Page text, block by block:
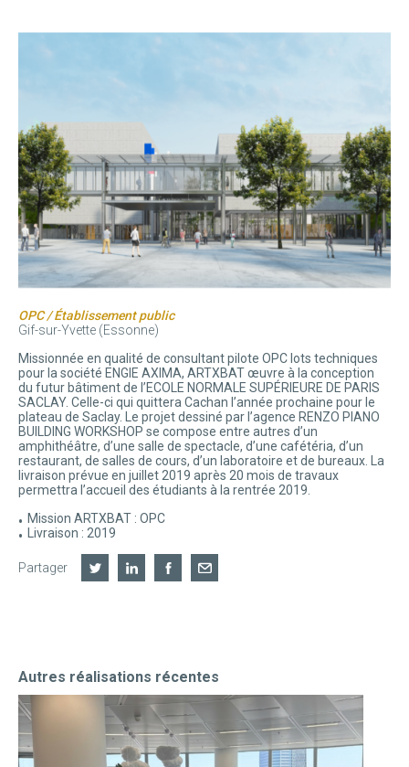
OPC / Établissement public
Gif-sur-Yvette (Essonne)
Missionnée en qualité de consultant pilote OPC lots techniques
pour la société ENGIE AXIMA, ARTXBAT œuvre à la conception
du futur bâtiment de l’ECOLE NORMALE SUPÉRIEURE DE PARIS
SACLAY. Celle-ci qui quittera Cachan l’année prochaine pour le
plateau de Saclay. Le projet dessiné par l’agence RENZO PIANO
BUILDING WORKSHOP se compose entre autres d’un
amphithéâtre, d’une salle de spectacle, d’une cafétéria, d’un
restaurant, de salles de cours, d’un laboratoire et de bureaux. La
livraison prévue en juillet 2019 après 20 mois de travaux
permettra l’accueil des étudiants à la rentrée 2019.
Mission ARTXBAT : OPC
Livraison : 2019
Partager
Autres réalisations récentes